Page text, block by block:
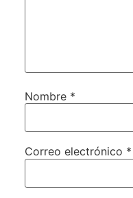
Nombre *
Correo electrónico *